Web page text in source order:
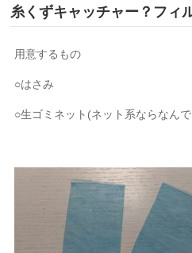
糸くずキャッチャー？フィ
用意するもの
○はさみ
○生ゴミネット(ネット系ならなん